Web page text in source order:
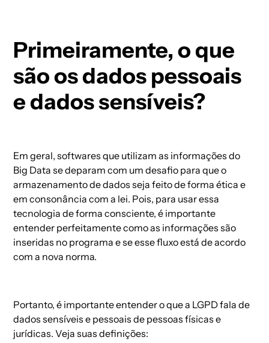
Primeiramente, o que
são os dados pessoais
e dados sensíveis?
Em geral, softwares que utilizam as informações do
Big Data se deparam com um desafio para que o
armazenamento de dados seja feito de forma ética e
em consonância com a lei. Pois, para usar essa
tecnologia de forma consciente, é importante
entender perfeitamente como as informações são
inseridas no programa e se esse fluxo está de acordo
com a nova norma.
Portanto, é importante entender o que a LGPD fala de
dados sensíveis e pessoais de pessoas físicas e
jurídicas. Veja suas definições: